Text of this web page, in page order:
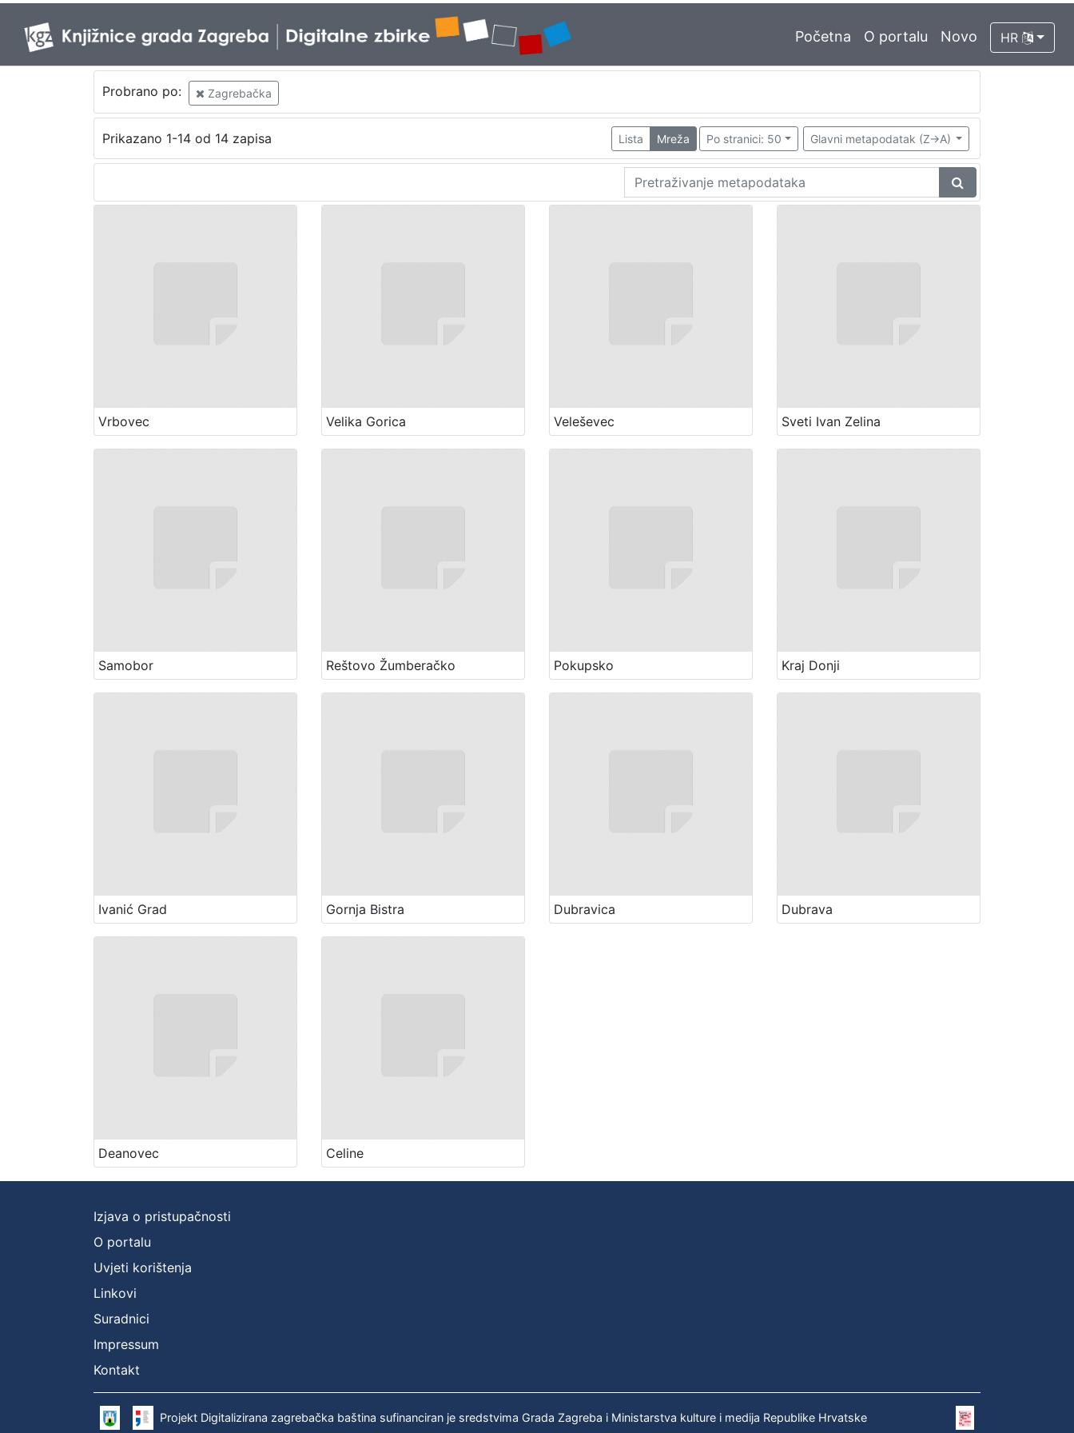
Početna O portalu Novo HR
Probrano po: Zagrebačka
Prikazano 1-14 od 14 zapisa Lista Mreža Po stranici: 50 Glavni metapodatak (Z->A)
Vrbovec Velika Gorica Veleševec Sveti Ivan Zelina
Samobor Reštovo Žumberačko Pokupsko Kraj Donji
Ivanić Grad Gornja Bistra Dubravica Dubrava
Deanovec Celine
Izjava o pristupačnosti
O portalu
Uvjeti korištenja
Linkovi
Suradnici
Impressum
Kontakt
Projekt Digitalizirana zagrebačka baština sufinanciran je sredstvima Grada Zagreba i Ministarstva kulture i medija Republike Hrvatske